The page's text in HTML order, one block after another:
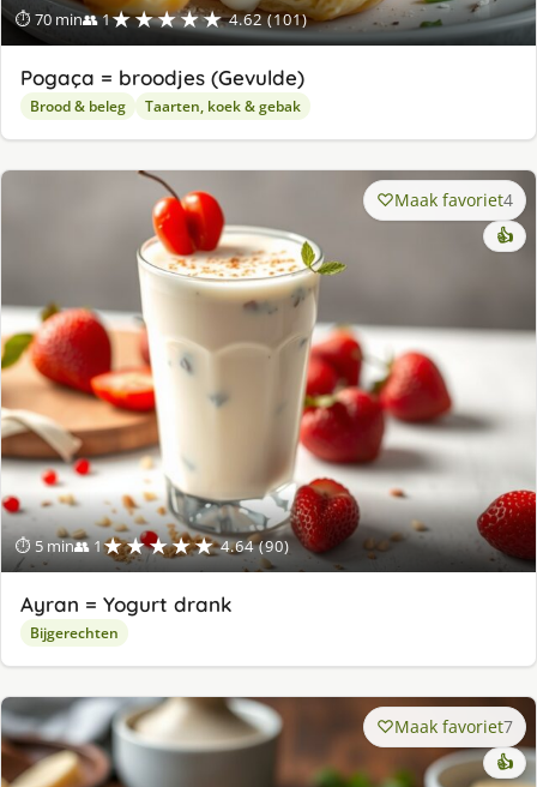
⏱ 70 min👥 1★★★★★ 4.62 (101)
Pogaça = broodjes (Gevulde)
Brood & beleg Taarten, koek & gebak
⏱ 5 min👥 1★★★★★ 4.64 (90)
Maak favoriet4
👍
Ayran = Yogurt drank
Bijgerechten
Maak favoriet7
👍